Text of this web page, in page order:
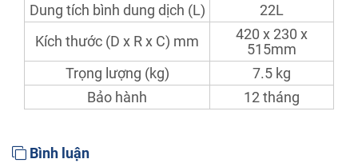
Dung tích bình dung dịch (L)
22L
Kích thước (D x R x C) mm
420 x 230 x
515mm
Trọng lượng (kg)
7.5 kg
Bảo hành
12 tháng
Bình luận